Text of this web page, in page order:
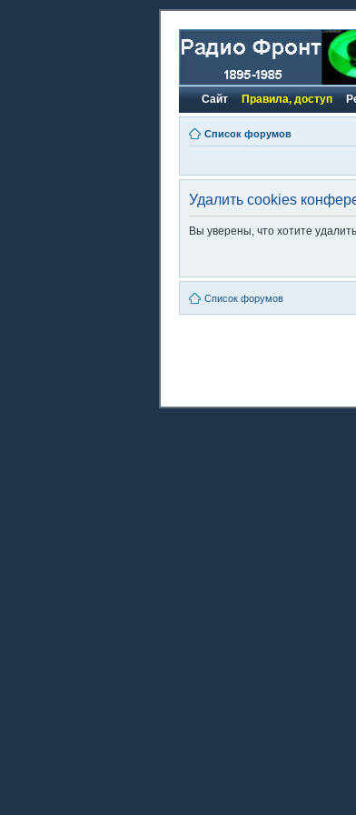
Сайт Правила, доступ
Список форумов
Удалить cookies
Вы уверены, что хотите
Список форумов